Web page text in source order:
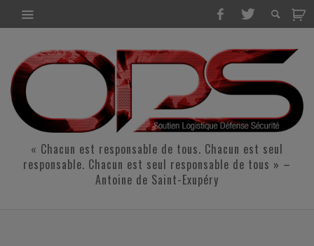
« Chacun est responsable de tous. Chacun est seul
responsable. Chacun est seul responsable de tous » –
Antoine de Saint-Exupéry